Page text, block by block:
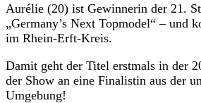
Aurélie (20) ist Gewinnerin der 21.
„Germany’s Next Topmodel“ – und
im Rhein-Erft-Kreis.
Damit geht der Titel erstmals in der
der Show an eine Finalistin aus der
Umgebung!